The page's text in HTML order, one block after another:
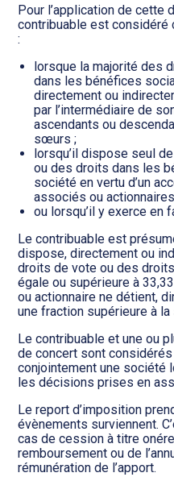
Pour l’application de cette
contribuable est considéré
:
lorsque la majorité des
dans les bénéfices
directement ou
par l’intermédiaire de
ascendants ou
sœurs ;
lorsqu’il dispose seul
ou des droits dans les
société en vertu d’un
associés ou
ou lorsqu’il y exerce en
Le contribuable est
dispose, directement ou
droits de vote ou des
égale ou supérieure à
ou actionnaire ne détient,
une fraction supérieure à la
Le contribuable et une ou
de concert sont
conjointement une société
les décisions prises en
Le report d’imposition
évènements surviennent.
cas de cession à titre
remboursement ou de
rémunération de l’apport.